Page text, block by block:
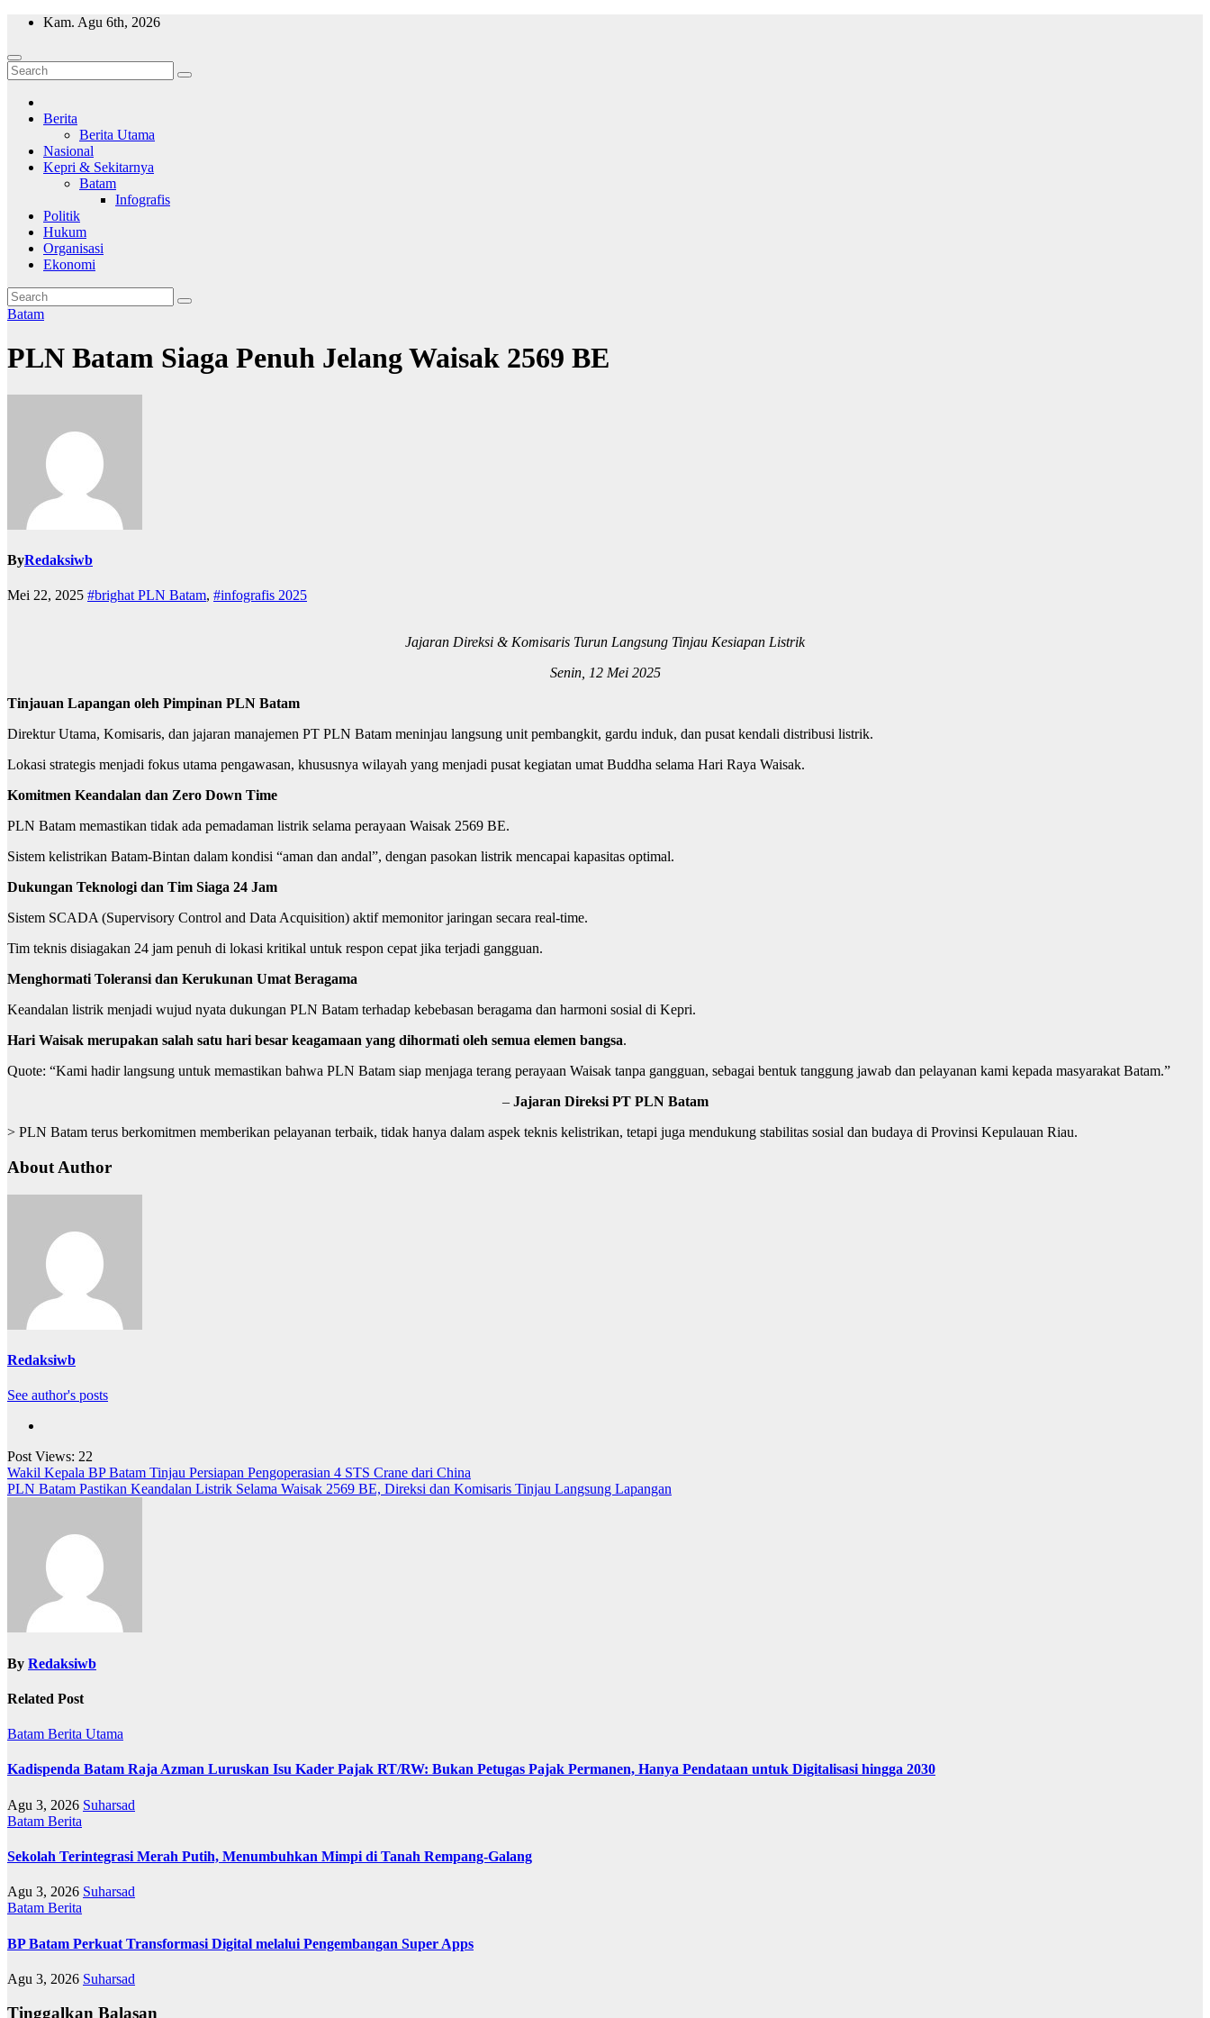
Skip
content
Kam. Agu 6th, 2026
Wajah Batam
CCTV nya kota Batam
Berita
Berita Utama
Nasional
Kepri & Sekitarnya
Batam
Infografis
Politik
Hukum
Organisasi
Ekonomi
Batam
PLN Batam Siaga Penuh Jelang Waisak 2569 BE
ByRedaksiwb
Mei 22, 2025 #brighat PLN Batam, #infografis 2025
Jajaran Direksi & Komisaris Turun Langsung Tinjau Kesiapan Listrik
Senin, 12 Mei 2025
Tinjauan Lapangan oleh Pimpinan PLN Batam
Direktur Utama, Komisaris, dan jajaran manajemen PT PLN Batam meninjau langsung unit pembangkit, gardu induk, dan pusat kendali distribusi listrik.
Lokasi strategis menjadi fokus utama pengawasan, khususnya wilayah yang menjadi pusat kegiatan umat Buddha selama Hari Raya Waisak.
Komitmen Keandalan dan Zero Down Time
PLN Batam memastikan tidak ada pemadaman listrik selama perayaan Waisak 2569 BE.
Sistem kelistrikan Batam-Bintan dalam kondisi “aman dan andal”, dengan pasokan listrik mencapai kapasitas optimal.
Dukungan Teknologi dan Tim Siaga 24 Jam
Sistem SCADA (Supervisory Control and Data Acquisition) aktif memonitor jaringan secara real-time.
Tim teknis disiagakan 24 jam penuh di lokasi kritikal untuk respon cepat jika terjadi gangguan.
Menghormati Toleransi dan Kerukunan Umat Beragama
Keandalan listrik menjadi wujud nyata dukungan PLN Batam terhadap kebebasan beragama dan harmoni sosial di Kepri.
Hari Waisak merupakan salah satu hari besar keagamaan yang dihormati oleh semua elemen bangsa.
Quote: “Kami hadir langsung untuk memastikan bahwa PLN Batam siap menjaga terang perayaan Waisak tanpa gangguan, sebagai bentuk tanggung jawab dan pelayanan kami kepada masyarakat Batam.”
– Jajaran Direksi PT PLN Batam
> PLN Batam terus berkomitmen memberikan pelayanan terbaik, tidak hanya dalam aspek teknis kelistrikan, tetapi juga mendukung stabilitas sosial dan budaya di Provinsi Kepulauan Riau.
About Author
Redaksiwb
See author's posts
Post Views: 22
Navigasi
pos
Wakil Kepala BP Batam Tinjau Persiapan Pengoperasian 4 STS Crane dari China
PLN Batam Pastikan Keandalan Listrik Selama Waisak 2569 BE, Direksi dan Komisaris Tinjau Langsung Lapangan
By Redaksiwb
Related Post
Batam Berita Utama
Kadispenda Batam Raja Azman Luruskan Isu Kader Pajak RT/RW: Bukan Petugas Pajak Permanen, Hanya Pendataan untuk Digitalisasi hingga 2030
Agu 3, 2026 Suharsad
Batam Berita
Sekolah Terintegrasi Merah Putih, Menumbuhkan Mimpi di Tanah Rempang-Galang
Agu 3, 2026 Suharsad
Batam Berita
BP Batam Perkuat Transformasi Digital melalui Pengembangan Super Apps
Agu 3, 2026 Suharsad
Tinggalkan Balasan